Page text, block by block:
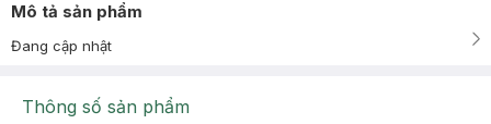
Mô tả sản phẩm
Đang cập nhật
Thông số sản phẩm